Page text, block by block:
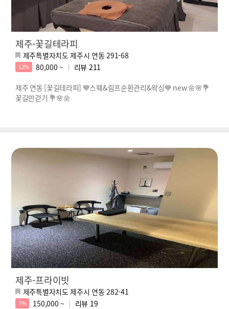
제주-꽃길테라피
제주특별자치도 제주시 연동 291-68
12% 80,000 ~ 리뷰 211
제주 연동 [꽃길테라피] 💙스웨&림프순환관리&왁싱💙 new 🌼🌸💐
꽃길만걷기 💐🌸🌼
제주-프라이빗
제주특별자치도 제주시 연동 282-41
7% 150,000 ~ 리뷰 19